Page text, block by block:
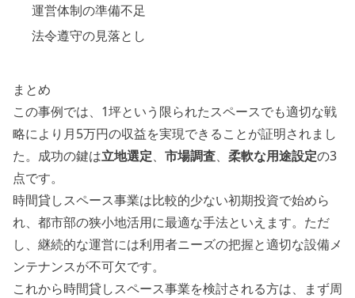
運営体制の準備不足
法令遵守の見落とし
まとめ
この事例では、1坪という限られたスペースでも適切な戦
略により月5万円の収益を実現できることが証明されまし
た。成功の鍵は立地選定、 市場調査、 柔軟な用途設定の3
点です。
時間貸しスペース事業は比較的少ない初期投資で始めら
れ、都市部の狭小地活用に最適な手法といえます。ただ
し、継続的な運営には利用者ニーズの把握と適切な設備メ
ンテナンスが不可欠です。
これから時間貸しスペース事業を検討される方は、まず周